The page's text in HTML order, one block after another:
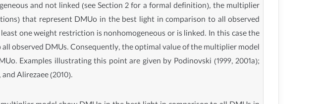
and not linked (see Section 2 for a formal definition), the multiplier
that represent DMUo in the best light in comparison to all observed
one weight restriction is nonhomogeneous or is linked. In this case the
observed DMUs. Consequently, the optimal value of the multiplier model
Examples illustrating this point are given by Podinovski (1999, 2001a);
Alirezaee (2010).